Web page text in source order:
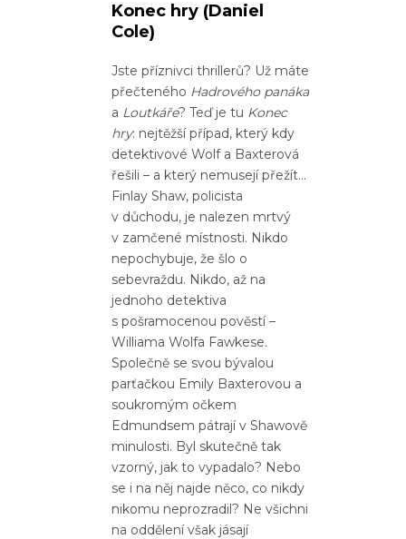
Konec hry (Daniel
Cole)
Jste příznivci thrillerů? Už máte
přečteného Hadrového panáka
a Loutkáře? Teď je tu Konec
hry: nejtěžší případ, který kdy
detektivové Wolf a Baxterová
řešili – a který nemusejí přežít…
Finlay Shaw, policista
v důchodu, je nalezen mrtvý
v zamčené místnosti. Nikdo
nepochybuje, že šlo o
sebevraždu. Nikdo, až na
jednoho detektiva
s pošramocenou pověstí –
Williama Wolfa Fawkese.
Společně se svou bývalou
parťačkou Emily Baxterovou a
soukromým očkem
Edmundsem pátrají v Shawově
minulosti. Byl skutečně tak
vzorný, jak to vypadalo? Nebo
se i na něj najde něco, co nikdy
nikomu neprozradil? Ne všichni
na oddělení však jásají